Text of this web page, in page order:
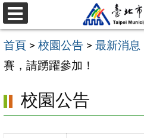
跳
至
主
要
容
區
選
單
首頁 > 校園公告 > 最新消息
賽，請踴躍參加！
校園公告